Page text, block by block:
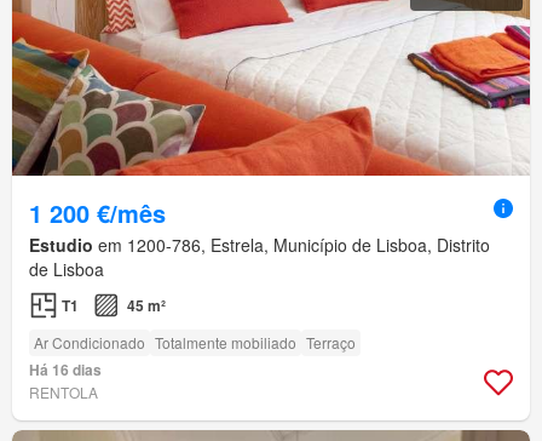
1 200 €/mês
Estudio em 1200-786, Estrela, Município de Lisboa, Distrito
de Lisboa
T1 45 m²
Ar Condicionado Totalmente mobiliado Terraço
Há 16 dias
RENTOLA